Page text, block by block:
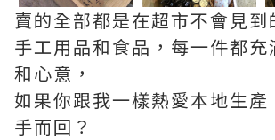
賣的全部都是在超市不會見到
手工用品和食品，每一件都充
和心意，
如果你跟我一樣熱愛本地生產
手而回？